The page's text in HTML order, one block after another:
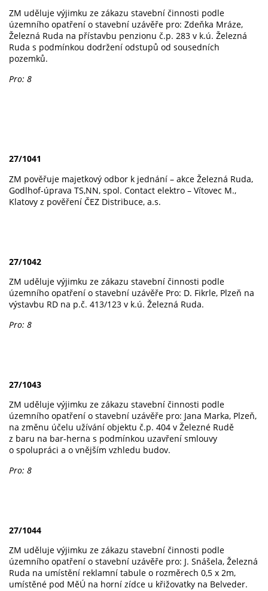
ZM uděluje výjimku ze zákazu stavební činnosti podle
územního opatření o stavební uzávěře pro: Zdeňka Mráze,
Železná Ruda na přístavbu penzionu č.p. 283 v k.ú. Železná
Ruda s podmínkou dodržení odstupů od sousedních
pozemků.
Pro: 8
27/1041
ZM pověřuje majetkový odbor k jednání – akce Železná Ruda,
Godlhof-úprava TS,NN, spol. Contact elektro – Vítovec M.,
Klatovy z pověření ČEZ Distribuce, a.s.
27/1042
ZM uděluje výjimku ze zákazu stavební činnosti podle
územního opatření o stavební uzávěře Pro: D. Fikrle, Plzeň na
výstavbu RD na p.č. 413/123 v k.ú. Železná Ruda.
Pro: 8
27/1043
ZM uděluje výjimku ze zákazu stavební činnosti podle
územního opatření o stavební uzávěře pro: Jana Marka, Plzeň,
na změnu účelu užívání objektu č.p. 404 v Železné Rudě
z baru na bar-herna s podmínkou uzavření smlouvy
o spolupráci a o vnějším vzhledu budov.
Pro: 8
27/1044
ZM uděluje výjimku ze zákazu stavební činnosti podle
územního opatření o stavební uzávěře pro: J. Snášela, Železná
Ruda na umístění reklamní tabule o rozměrech 0,5 x 2m,
umístěné pod MěÚ na horní zídce u křižovatky na Belveder.